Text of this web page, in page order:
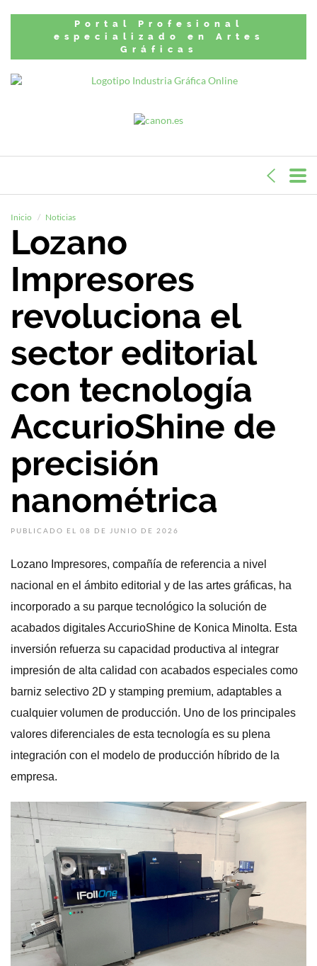
Portal Profesional
especializado en Artes
Gráficas
Inicio Noticias
Lozano
Impresores
revoluciona el
sector editorial
con tecnología
AccurioShine de
precisión
nanométrica
PUBLICADO EL 08 DE JUNIO DE 2026
Lozano Impresores, compañía de referencia a nivel
nacional en el ámbito editorial y de las artes gráficas, ha
incorporado a su parque tecnológico la solución de
acabados digitales AccurioShine de Konica Minolta. Esta
inversión refuerza su capacidad productiva al integrar
impresión de alta calidad con acabados especiales como
barniz selectivo 2D y stamping premium, adaptables a
cualquier volumen de producción. Uno de los principales
valores diferenciales de esta tecnología es su plena
integración con el modelo de producción híbrido de la
empresa.